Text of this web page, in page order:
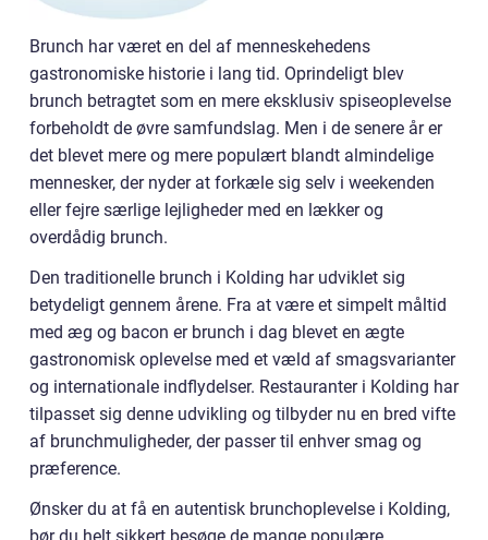
Brunch har været en del af menneskehedens
gastronomiske historie i lang tid. Oprindeligt blev
brunch betragtet som en mere eksklusiv spiseoplevelse
forbeholdt de øvre samfundslag. Men i de senere år er
det blevet mere og mere populært blandt almindelige
mennesker, der nyder at forkæle sig selv i weekenden
eller fejre særlige lejligheder med en lækker og
overdådig brunch.
Den traditionelle brunch i Kolding har udviklet sig
betydeligt gennem årene. Fra at være et simpelt måltid
med æg og bacon er brunch i dag blevet en ægte
gastronomisk oplevelse med et væld af smagsvarianter
og internationale indflydelser. Restauranter i Kolding har
tilpasset sig denne udvikling og tilbyder nu en bred vifte
af brunchmuligheder, der passer til enhver smag og
præference.
Ønsker du at få en autentisk brunchoplevelse i Kolding,
bør du helt sikkert besøge de mange populære